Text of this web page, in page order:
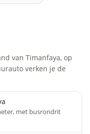
van Timanfaya, op
verken je de
met busrondrit